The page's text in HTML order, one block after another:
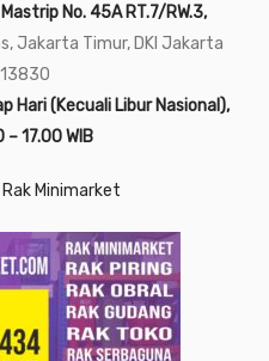
Mastrip No. 45A RT.7/RW.3,
Jakarta Timur, DKI Jakarta
13830
Hari (Kecuali Libur Nasional),
17.00 WIB
Minimarket